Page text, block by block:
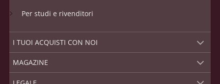
Per studi e rivenditori
I TUOI ACQUISTI CON NOI
MAGAZINE